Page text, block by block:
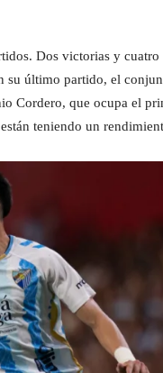
Dos victorias y cuatro
su último partido, el
Cordero, que ocupa el
teniendo un